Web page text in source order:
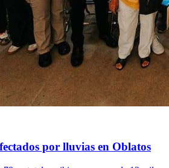
por lluvias en Oblatos